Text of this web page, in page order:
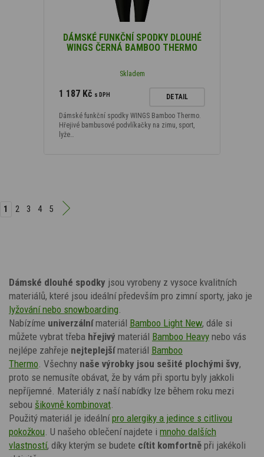
DÁMSKÉ FUNKČNÍ SPODKY DLOUHÉ
WINGS ČERNÁ BAMBOO THERMO
Skladem
1 187 Kč s DPH DETAIL
Dámské funkční spodky WINGS Bamboo Thermo.
Hřejivé bambusové podvlíkačky na zimu, sport,
lyže…
1 2 3 4 5
Dámské dlouhé spodky jsou vyrobeny z vysoce kvalitních
materiálů, které jsou ideální především pro zimní sporty, jako je
lyžování nebo snowboarding.
Nabízíme univerzální materiál Bamboo Light New, dále si
můžete vybrat třeba hřejivý materiál Bamboo Heavy nebo vás
nejlépe zahřeje nejteplejší materiál Bamboo
Thermo. Všechny naše výrobky jsou sešité plochými švy,
proto se nemusíte obávat, že by vám při sportu byly jakkoli
nepříjemné. Materiály z naší nabídky lze během roku mezi
sebou šikovně kombinovat.
Použitý materiál je ideálnípro alergiky a jedince s citlivou
pokožkou. U našeho oblečení najdete i mnoho dalších
vlastností, díky kterým se budete cítit komfortně při jakékoli